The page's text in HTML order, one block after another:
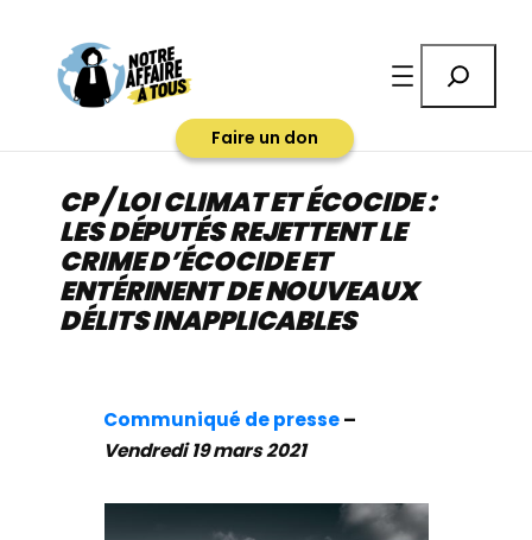
contenu
Faire un don
CP / LOI CLIMAT ET ÉCOCIDE :
LES DÉPUTÉS REJETTENT LE
CRIME D’ÉCOCIDE ET
ENTÉRINENT DE NOUVEAUX
DÉLITS INAPPLICABLES
Communiqué de presse–
Vendredi 19 mars 2021